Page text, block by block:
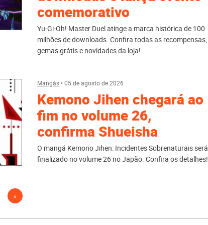
comemorativo
Yu-Gi-Oh! Master Duel atinge a marca histórica de 100
milhões de downloads. Confira todas as recompensas,
gemas grátis e novidades da loja!
Mangás•05 de agosto de 2026
Kemono Jihen chegará ao
fim no volume 26,
confirma Shueisha
O mangá Kemono Jihen: Incidentes Sobrenaturais será
finalizado no volume 26 no Japão. Confira os detalhes!
»